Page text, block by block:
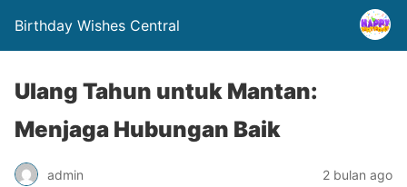
Birthday Wishes Central
Ulang Tahun untuk Mantan:
Menjaga Hubungan Baik
admin 2 bulan ago